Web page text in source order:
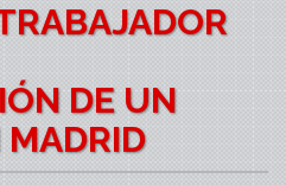
DE UN
MADRID